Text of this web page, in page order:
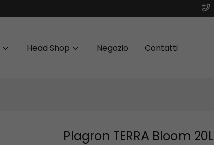
Head Shop Negozio Contatti
Plagron TERRA Bloom 20L